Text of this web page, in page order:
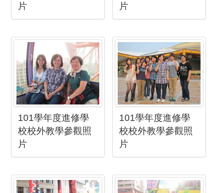
片
片
101學年度進修學
校校外教學參觀照
片
101學年度進修學
校校外教學參觀照
片